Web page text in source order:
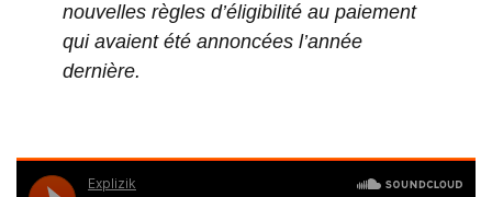
nouvelles règles d’éligibilité au paiement
qui avaient été annoncées l’année
dernière.